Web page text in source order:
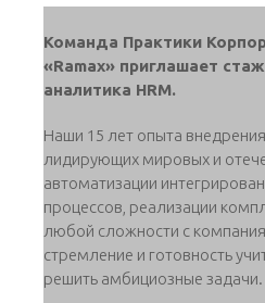
Команда Практики
«Ramax» приглашает
аналитика HRM.
Наши 15 лет опыта
лидирующих мировых и
автоматизации
процессов, реализации
любой сложности с
стремление и готовность
решить амбициозные задачи.